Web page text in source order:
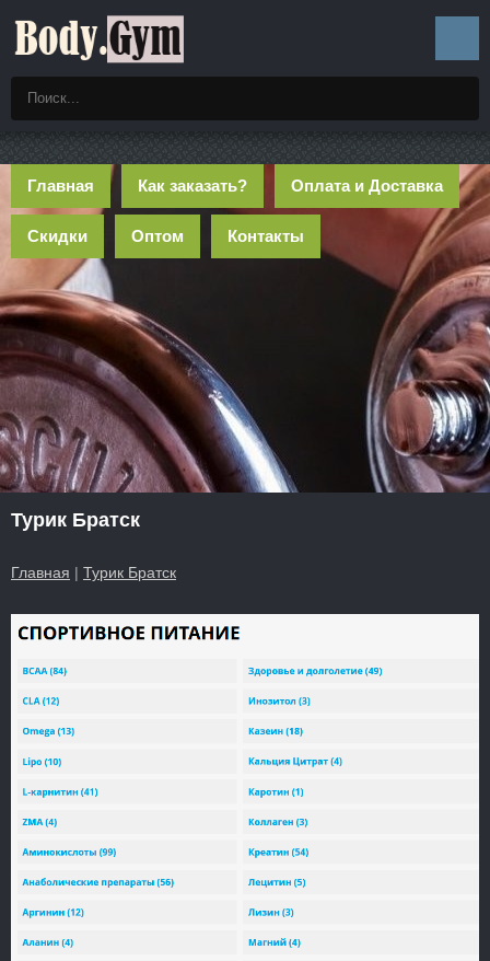
Главная Как заказать? Оплата и Доставка
Скидки Оптом Контакты
Турик Братск
Главная | Турик Братск